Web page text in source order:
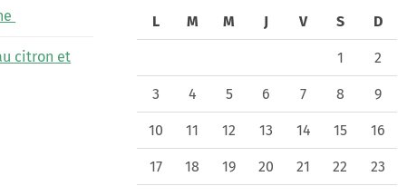
citron et
L
M M J V S D
1 2
3 4 5 6 7 8 9
10 11 12 13 14 15 16
17 18 19 20 21 22 23